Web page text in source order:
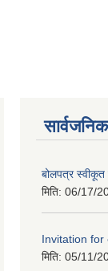
बोलपत्र
मिति: 06/17/
Invitation for
मिति: 05/11/